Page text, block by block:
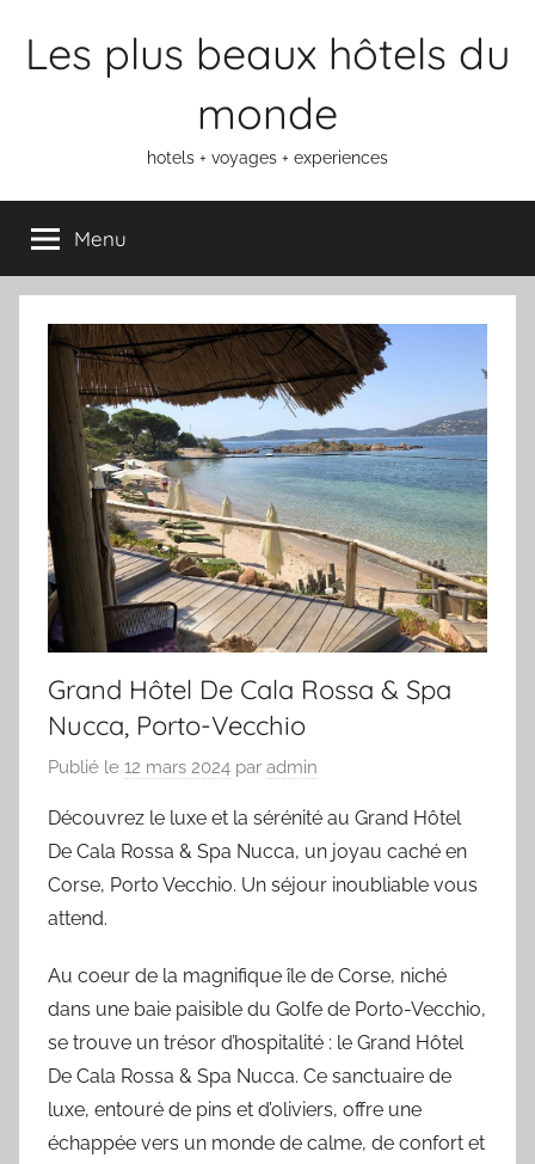
Les plus beaux hôtels du
monde
hotels + voyages + experiences
Menu
Grand Hôtel De Cala Rossa & Spa
Nucca, Porto-Vecchio
Publié le 12 mars 2024 par admin
Découvrez le luxe et la sérénité au Grand Hôtel
De Cala Rossa & Spa Nucca, un joyau caché en
Corse, Porto Vecchio. Un séjour inoubliable vous
attend.
Au coeur de la magnifique île de Corse, niché
dans une baie paisible du Golfe de Porto-Vecchio,
se trouve un trésor d’hospitalité : le Grand Hôtel
De Cala Rossa & Spa Nucca. Ce sanctuaire de
luxe, entouré de pins et d’oliviers, offre une
échappée vers un monde de calme, de confort et